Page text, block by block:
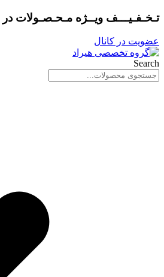
پرش
محتوا
تـخـفـیـــف ویــژه مـحـصـولات در
عضویت در کانال
Search